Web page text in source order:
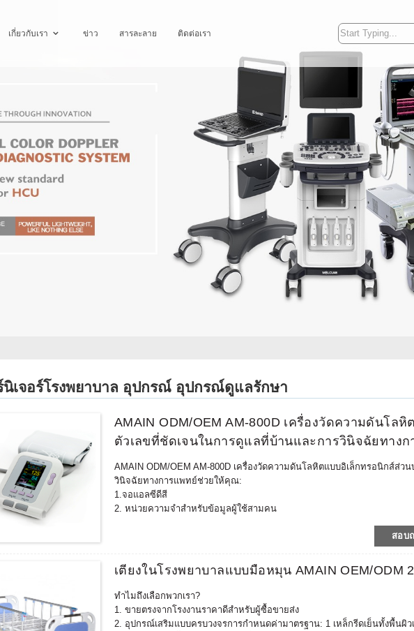
เกี่ยวกับเรา ข่าว สารละลาย ติดต่อเรา
นิเจอร์โรงพยาบาล อุปกรณ์ อุปกรณ์ดูแลรักษา
AMAIN ODM/OEM AM-800D เครื่องวัดความดันโล
ตัวเลขที่ชัดเจนในการดูแลที่บ้านและการวินิจฉัยทางก
AMAIN ODM/OEM AM-800D เครื่องวัดความดันโลหิตแบบอิเล็กทรอนิกส์ส่
วินิจฉัยทางการแพทย์ช่วยให้คุณ:
1.จอแอลซีดีสี
2. หน่วยความจำสำหรับข้อมูลผู้ใช้สามคน
6. ตัวเลือก: SPO2 Probe, อะแดปเตอร์ไฟฟ้า, ข้อมือขนาดต่างๆ
สอบ
เตียงในโรงพยาบาลแบบมือหมุน AMAIN OEM/ODM
ทำไมถึงเลือกพวกเรา?
1. ขายตรงจากโรงงานราคาดีสำหรับผู้ซื้อขายส่ง
2. อุปกรณ์เสริมแบบครบวงจรการกำหนดค่ามาตรฐาน: 1 เหล็กรีดเย็นทั้งพื้น